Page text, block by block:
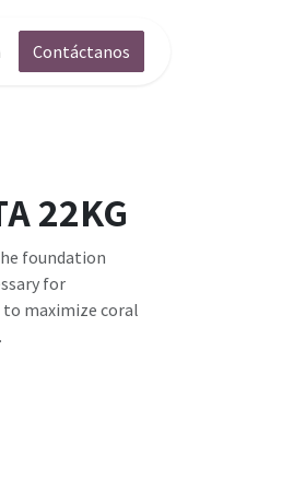
Contáctanos
22KG
foundation
for
maximize coral